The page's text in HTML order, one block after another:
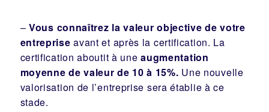
– Vous connaîtrez la valeur objective de votre
entreprise avant et après la certification. La
certification aboutit à uneaugmentation
moyenne de valeur de 10 à 15%. Une nouvelle
valorisation de l’entreprise sera établie à ce
stade.